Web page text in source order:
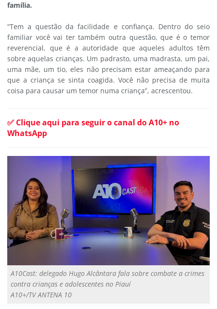
família.
“Tem a questão da facilidade e confiança. Dentro do seio
familiar você vai ter também outra questão, que é o temor
reverencial, que é a autoridade que aqueles adultos têm
sobre aquelas crianças. Um padrasto, uma madrasta, um pai,
uma mãe, um tio, eles não precisam estar ameaçando para
que a criança se sinta coagida. Você não precisa de muita
coisa para causar um temor numa criança”, acrescentou.
✅ Clique aqui para seguir o canal do A10+ no
WhatsApp
A10Cast: delegado Hugo Alcântara fala sobre combate a crimes
contra crianças e adolescentes no Piauí
A10+/TV ANTENA 10